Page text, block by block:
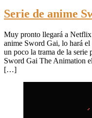
Serie de anime
Muy pronto llegará a Netflix
anime Sword Gai, lo hará
un poco la trama de la serie
Sword Gai The Animation
[…]